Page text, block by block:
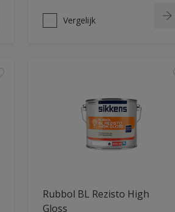
Vergelijk
Rubbol BL Rezisto High
Gloss